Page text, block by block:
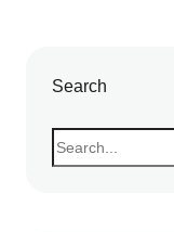
Search
S
e